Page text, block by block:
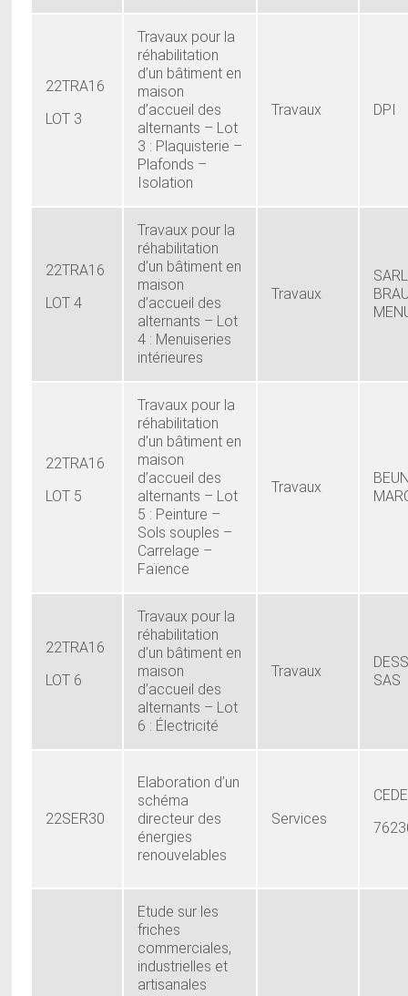
22TRA16
LOT 3
Travaux pour la
réhabilitation
d’un bâtiment en
maison
d’accueil des
alternants – Lot
3 : Plaquisterie –
Plafonds –
Isolation
Travaux DPI
22TRA16
LOT 4
Travaux pour la
réhabilitation
d’un bâtiment en
maison
d’accueil des
alternants – Lot
4 : Menuiseries
intérieures
Travaux
22TRA16
LOT 5
Travaux pour la
réhabilitation
d’un bâtiment en
maison
d’accueil des
alternants – Lot
5 : Peinture –
Sols souples –
Carrelage –
Faïence
Travaux
22TRA16
LOT 6
Travaux pour la
réhabilitation
d’un bâtiment en
maison
d’accueil des
alternants – Lot
6 : Électricité
Travaux
SAS
22SER30
Elaboration d’un
schéma
directeur des
énergies
renouvelables
Services
Etude sur les
friches
commerciales,
industrielles et
artisanales